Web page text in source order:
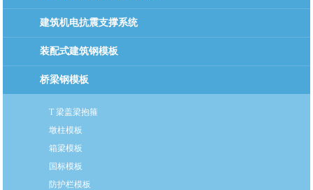
建筑机电抗震支撑系统
装配式建筑钢模板
桥梁钢模板
T 梁盖梁抱箍
墩柱模板
箱梁模板
国标模板
防护栏模板